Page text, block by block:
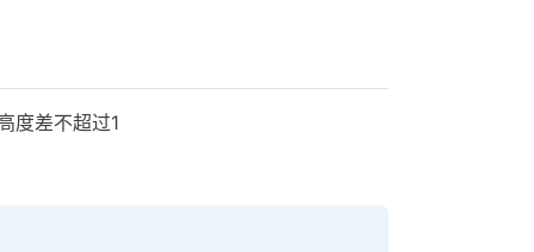
度差不超过1